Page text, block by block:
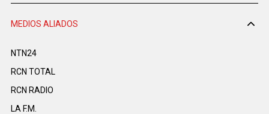
MEDIOS ALIADOS
NTN24
RCN TOTAL
RCN RADIO
LA F.M.